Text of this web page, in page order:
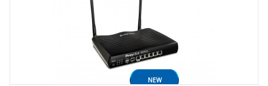
cơ chế bảo mật tăng cường.
1 WAN cấu hình tùy chọn GPON hoặc Gigabit
RJ45. WAN GPON tương thích với tất cả nhà
4xLan RJ45 Gigabit, hỗ trợ Multi VLAN.
NEW